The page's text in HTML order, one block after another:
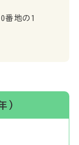
番地の1
)